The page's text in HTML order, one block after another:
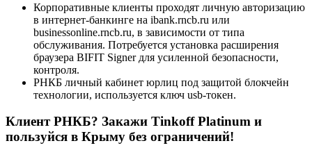
Корпоративные клиенты проходят личную авторизацию
в интернет-банкинге на ibank.rncb.ru или
businessonline.rncb.ru, в зависимости от типа
обслуживания. Потребуется установка расширения
браузера BIFIT Signer для усиленной безопасности,
контроля.
РНКБ личный кабинет юрлиц под защитой блокчейн
технологии, используется ключ usb-токен.
Клиент РНКБ? Закажи Tinkoff Platinum и
пользуйся в Крыму без ограничений!